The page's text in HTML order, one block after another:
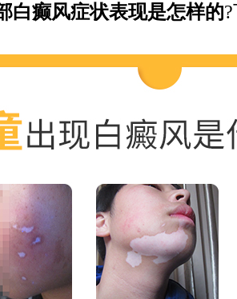
白癫风症状表现是怎样的